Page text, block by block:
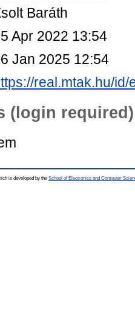
Baráth
Apr 2022 13:54
Jan 2025 12:54
real.mtak.hu/id/
(login required)
is developed by the School of Electronics and Computer